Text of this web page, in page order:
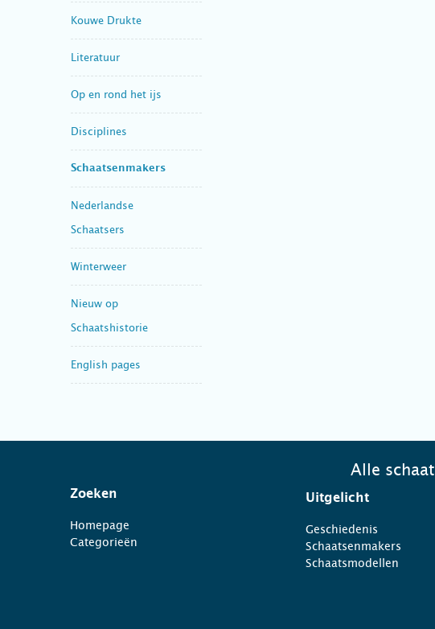
Kouwe Drukte
Literatuur
Op en rond het ijs
Disciplines
Schaatsenmakers
Nederlandse
Schaatsers
Winterweer
Nieuw op
Schaatshistorie
English pages
Alle
Zoeken
Homepage
Categorieën
Uitgelicht
Geschiedenis
Schaatsenmakers
Schaatsmodellen